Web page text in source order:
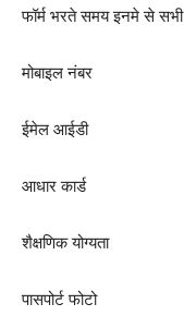
फॉर्म भरते समय इनमे से सभी
मोबाइल नंबर
ईमेल आईडी
आधार कार्ड
शैक्षणिक योग्यता
पासपोर्ट फोटो